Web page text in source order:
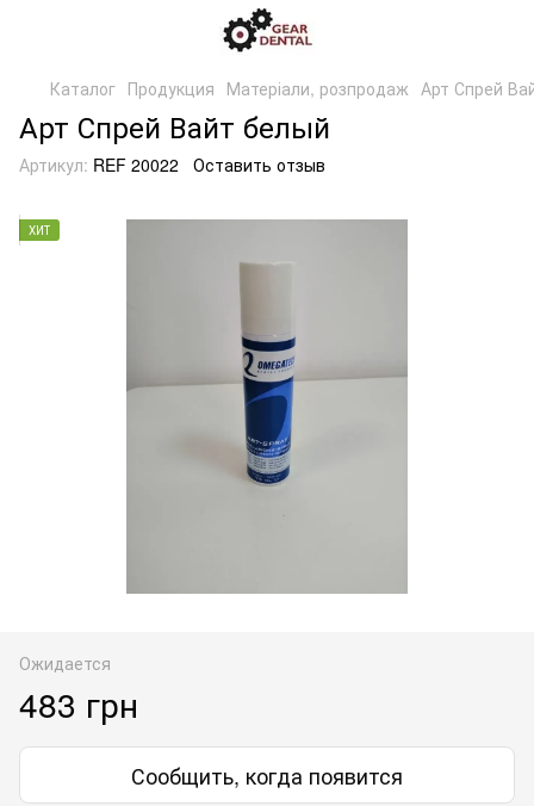
Каталог Продукция Матеріали, розпродаж Арт Спрей
Арт Спрей Вайт белый
Артикул: REF 20022 Оставить отзыв
ХИТ
Ожидается
483 грн
Сообщить, когда появится